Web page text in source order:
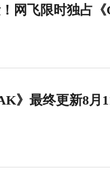
网飞限时独占
》最终更新8月